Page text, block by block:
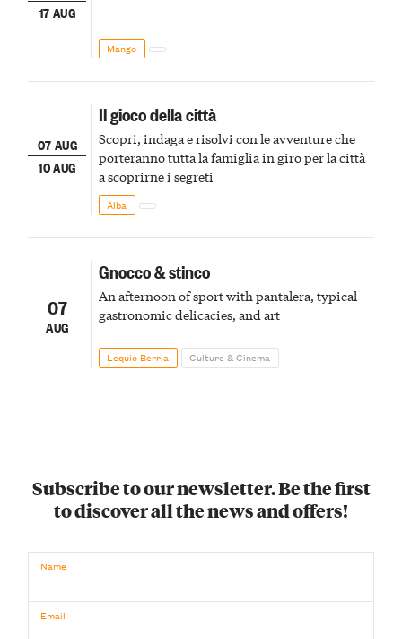
17 AUG
Mango
07 AUG
10 AUG
Il gioco della città
Scopri, indaga e risolvi con le avventure che
porteranno tutta la famiglia in giro per la città
a scoprirne i segreti
Alba
07
AUG
Gnocco & stinco
An afternoon of sport with pantalera, typical
gastronomic delicacies, and art
Lequio Berria Culture & Cinema
Subscribe to our newsletter. Be the first
to discover all the news and offers!
Name
Email